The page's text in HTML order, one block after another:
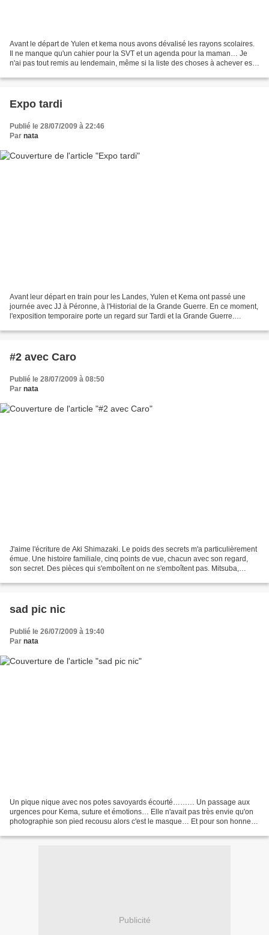
Avant le départ de Yulen et kema nous avons dévalisé les rayons scolaires.
Il ne manque qu'un cahier pour la SVT et un agenda pour la maman… Je
n'ai pas tout remis au lendemain, même si la liste des choses à achever est
Expo tardi
Publié le 28/07/2009 à 22:46
Par nata
Avant leur départ en train pour les Landes, Yulen et Kema ont passé une
journée avec JJ à Péronne, à l'Historial de la Grande Guerre. En ce moment,
l'exposition temporaire porte un regard sur Tardi et la Grande Guerre.
#2 avec Caro
Publié le 28/07/2009 à 08:50
Par nata
J'aime l'écriture de Aki Shimazaki. Le poids des secrets m'a particulièrement
émue. Une histoire familiale, cinq points de vue, chacun avec son regard,
son secret. Des pièces qui s'emboîtent on ne s'emboîtent pas. Mitsuba,
sad pic nic
Publié le 26/07/2009 à 19:40
Par nata
Un pique nique avec nos potes savoyards écourté……… Un passage aux
urgences pour Kema, suture et émotions… Elle n'avait pas très envie qu'on
photographie son pied recousu alors c'est le masque… Et pour son honneur
Publicité